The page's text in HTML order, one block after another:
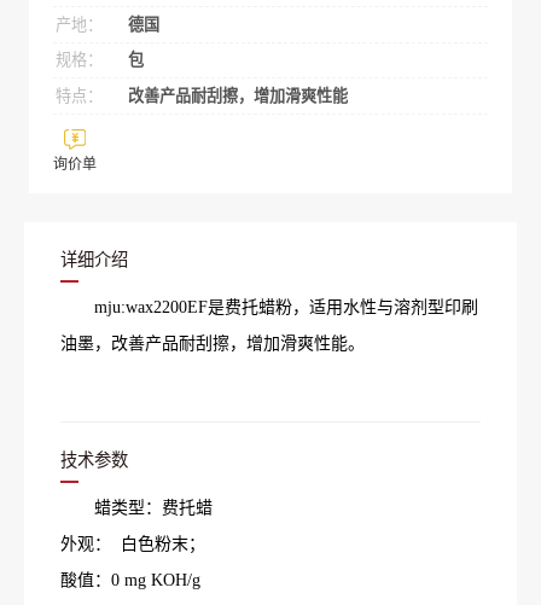
产地：
德国
规格：
包
特点：
改善产品耐刮擦，增加滑爽性能
询价单
详细介绍
mju:wax2200EF是费托蜡粉，适用水性与溶剂型印刷
油墨，改善产品耐刮擦，增加滑爽性能。
技术参数
蜡类型：费托蜡
外观： 白色粉末；
酸值：0 mg KOH/g